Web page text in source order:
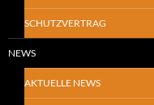
SCHUTZVERTRAG
NEWS
AKTUELLE NEWS